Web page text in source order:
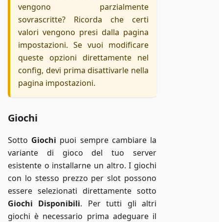
vengono parzialmente
sovrascritte? Ricorda che certi
valori vengono presi dalla pagina
impostazioni. Se vuoi modificare
queste opzioni direttamente nel
config, devi prima disattivarle nella
pagina impostazioni.
Giochi
Sotto Giochi puoi sempre cambiare la
variante di gioco del tuo server
esistente o installarne un altro. I giochi
con lo stesso prezzo per slot possono
essere selezionati direttamente sotto
Giochi Disponibili. Per tutti gli altri
giochi è necessario prima adeguare il